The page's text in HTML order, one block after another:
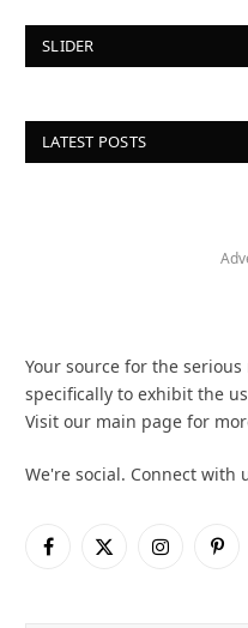
SLIDER
LATEST POSTS
Your source for the
specifically to exhibit the
Visit our main page for
We're social. Connect with
Facebook
X
Instagram